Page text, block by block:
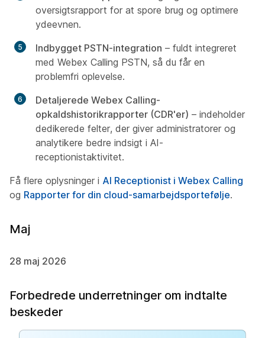
oversigtsrapport for at spore brug og optimere
ydeevnen.
Indbygget PSTN-integration – fuldt integreret
med Webex Calling PSTN, så du får en
problemfri oplevelse.
Detaljerede Webex Calling-
opkaldshistorikrapporter (CDR'er) – indeholder
dedikerede felter, der giver administratorer og
analytikere bedre indsigt i AI-
receptionistaktivitet.
Få flere oplysninger i AI Receptionist i Webex Calling
og Rapporter for din cloud-samarbejdsportefølje.
Maj
28 maj 2026
Forbedrede underretninger om indtalte
beskeder